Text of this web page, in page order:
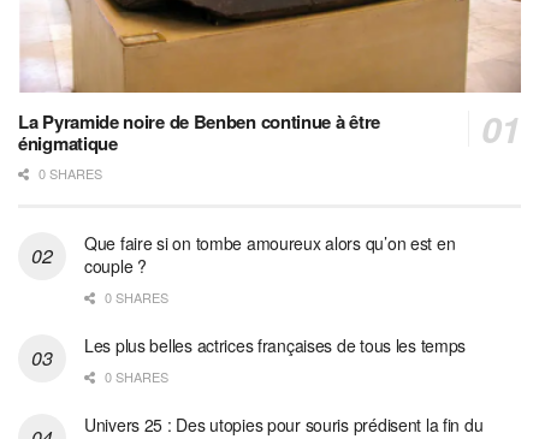
La Pyramide noire de Benben continue à être
énigmatique
0 SHARES
Que faire si on tombe amoureux alors qu’on est en
couple ?
0 SHARES
Les plus belles actrices françaises de tous les temps
0 SHARES
Univers 25 : Des utopies pour souris prédisent la fin du